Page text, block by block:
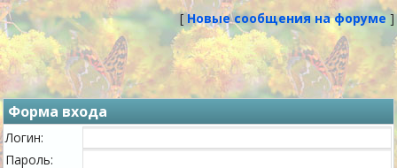
[Новые сообщения на форуме ]
Форма входа
Логин:
Пароль: